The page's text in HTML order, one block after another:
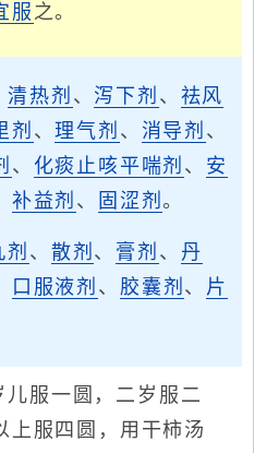
服 之。
清热剂 、 泻下剂 、 祛风
剂 、理气剂 、 消导剂 、
、 化痰止咳平喘剂 、 安
补益剂 、 固涩剂。
剂 、 散剂 、 膏剂 、 丹
口服液剂 、 胶囊剂 、 片
儿服一圆，二岁服二
上服四圆，用干柿汤